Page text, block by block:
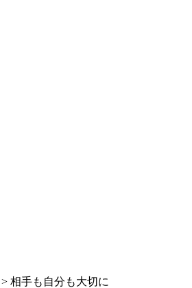
> 相手も自分も大切に